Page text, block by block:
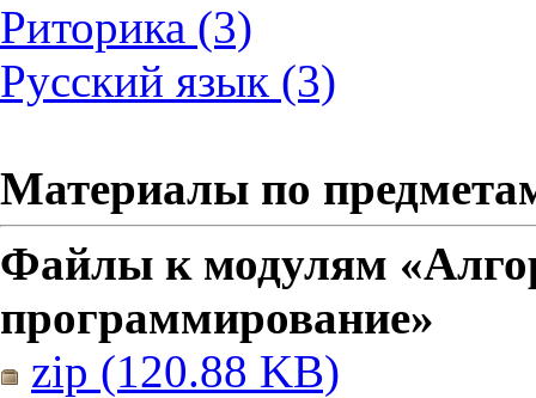
Риторика (3)
Русский язык (3)
Материалы по
Файлы к модулям
программирование»
zip (120.88 KB)